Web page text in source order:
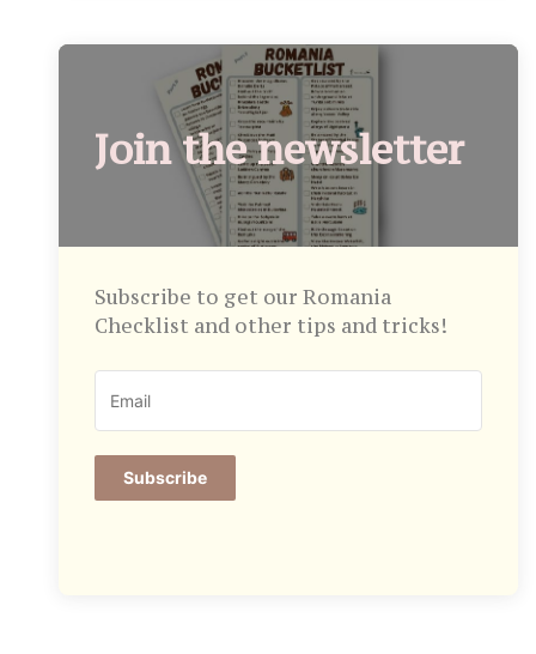
Join the newsletter
Subscribe to get our Romania
Checklist and other tips and tricks!
Subscribe